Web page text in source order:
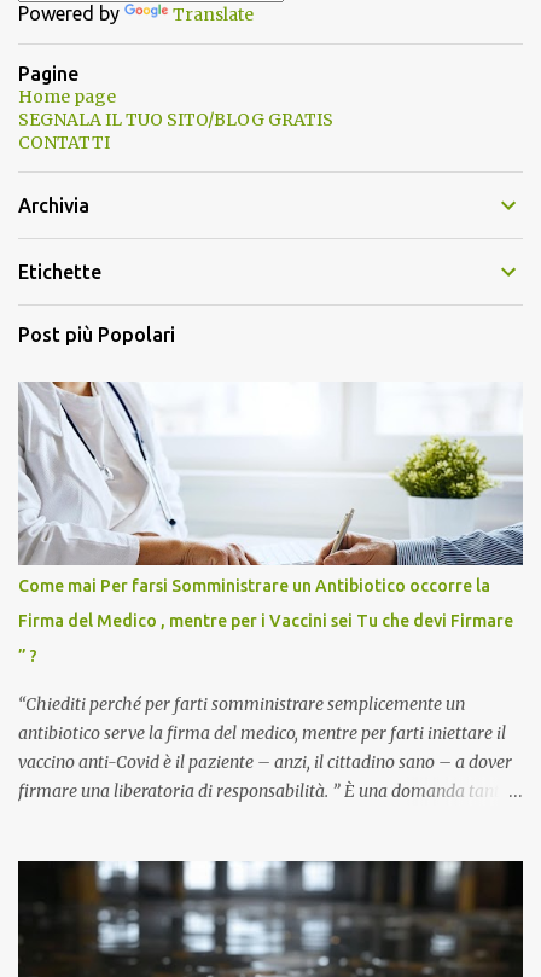
Powered by Translate
Pagine
Home page
SEGNALA IL TUO SITO/BLOG GRATIS
CONTATTI
Archivia
Etichette
Post più Popolari
Come mai Per farsi Somministrare un Antibiotico occorre la
Firma del Medico , mentre per i Vaccini sei Tu che devi Firmare
” ?
“Chiediti perché per farti somministrare semplicemente un
antibiotico serve la firma del medico, mentre per farti iniettare il
vaccino anti-Covid è il paziente – anzi, il cittadino sano – a dover
firmare una liberatoria di responsabilità. ” È una domanda tanto
pandemia. Un interrogativo che dovrebbe scuotere chiunque abbia
ancora il coraggio di pensare con la propria testa. Per il vaccino
anti-Covid, un pro-farmaco, con autorizzazione condizionata,
sviluppato in tempi record, con tecnologie mai utilizzate prima su